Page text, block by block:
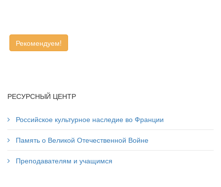
Рекомендуем!
РЕСУРСНЫЙ ЦЕНТР
Российское культурное наследие во Франции
Память о Великой Отечественной Войне
Преподавателям и учащимся